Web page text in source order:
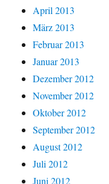
April 2013
März 2013
Februar 2013
Januar 2013
Dezember 2012
November 2012
Oktober 2012
September 2012
August 2012
Juli 2012
Juni 2012